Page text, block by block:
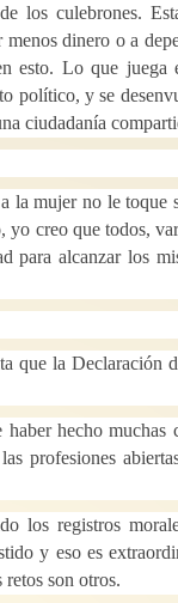
los culebrones.
dinero o a
esto. Lo que juega
político, y se
ciudadanía
la mujer no le toque
yo creo que todos,
para alcanzar los
que la Declaración
hecho muchas
profesiones
los registros
y eso es
son otros.